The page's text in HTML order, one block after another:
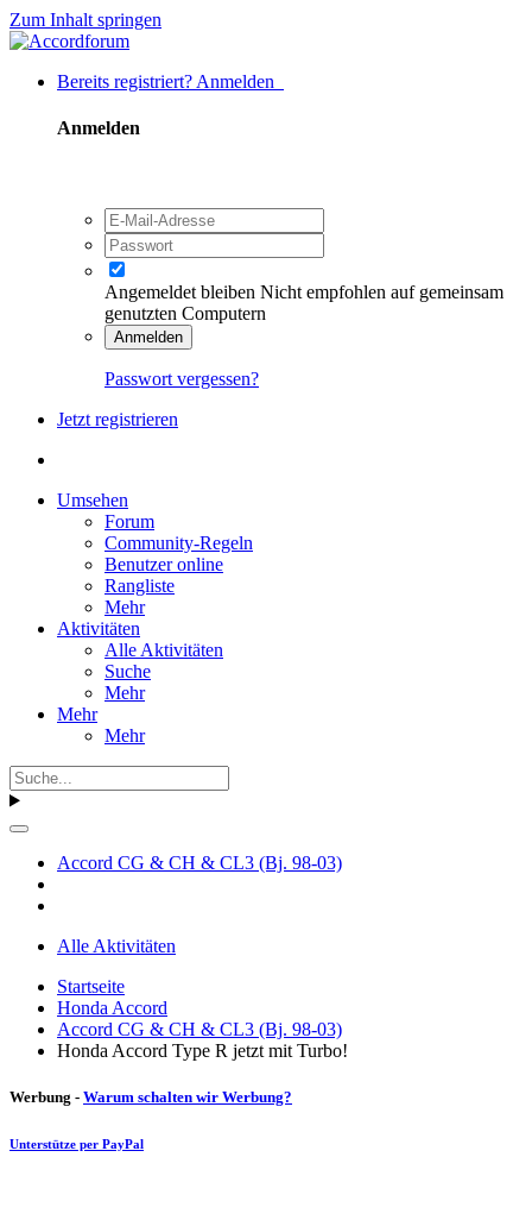
Zum Inhalt springen
Bereits registriert? Anmelden
Anmelden
Angemeldet bleiben Nicht empfohlen auf gemeinsam
genutzten Computern
Anmelden
Passwort vergessen?
Jetzt registrieren
Umsehen
Forum
Community-Regeln
Benutzer online
Rangliste
Mehr
Aktivitäten
Alle Aktivitäten
Suche
Mehr
Mehr
Mehr
Accord CG & CH & CL3 (Bj. 98-03)
Alle Aktivitäten
Startseite
Honda Accord
Accord CG & CH & CL3 (Bj. 98-03)
Honda Accord Type R jetzt mit Turbo!
Werbung - Warum schalten wir Werbung?
Unterstütze per PayPal